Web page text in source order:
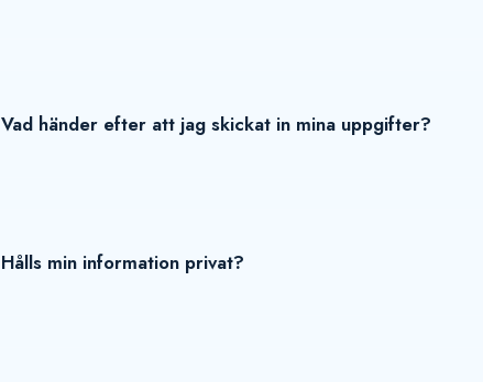
Vad händer efter att jag skickat in mina uppgifter?
Hålls min information privat?